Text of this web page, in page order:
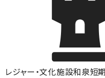
レジャー・文化施設和泉短